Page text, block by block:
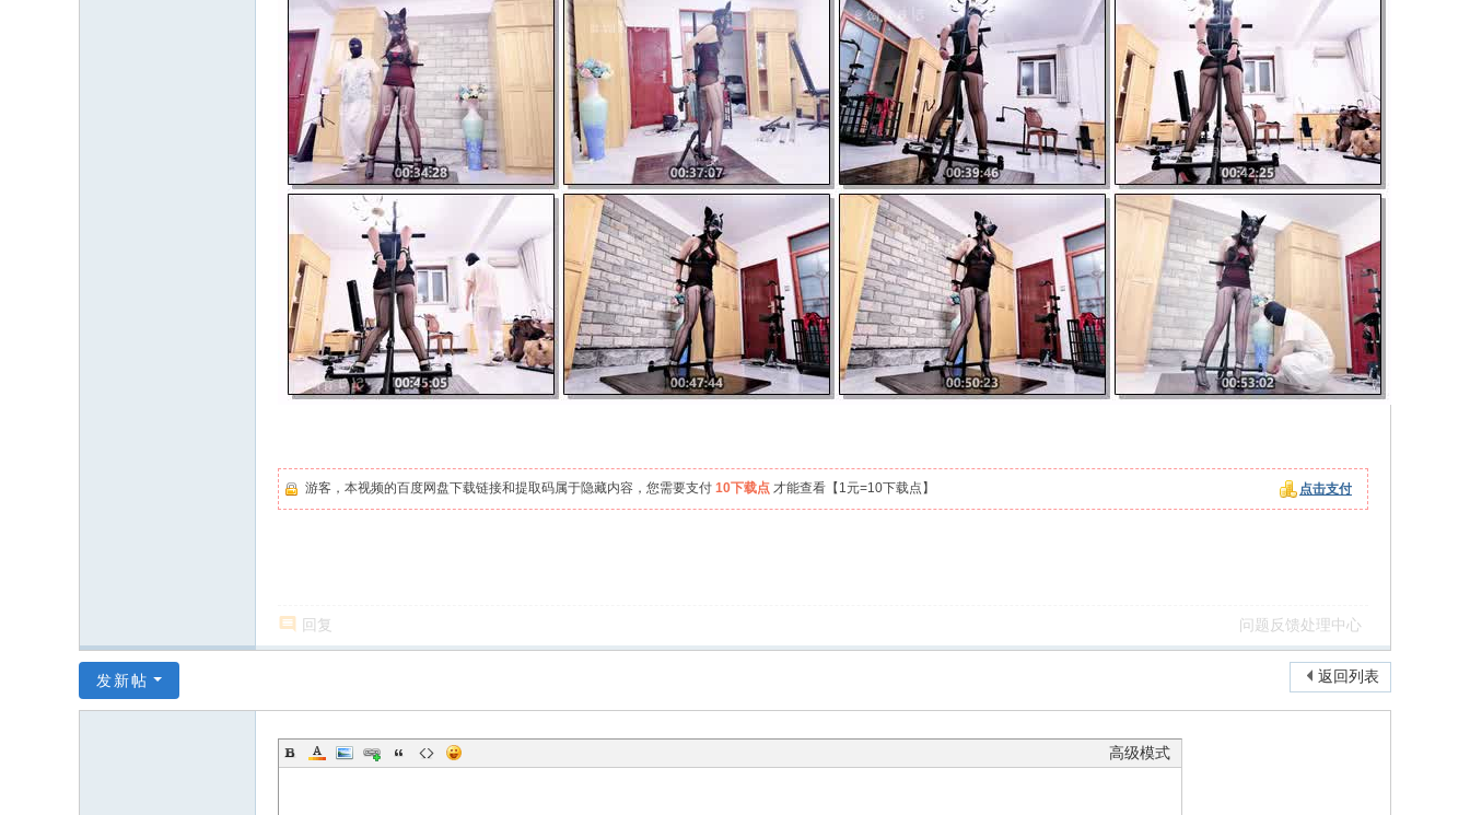
游客，本视频的百度网盘下载链接和提取码属于隐藏内容，您需要支付 10下载点 才能查看【1元=10下载点】 点击支付
回复 问题反馈处理中心
返回列表
发新帖
高级模式